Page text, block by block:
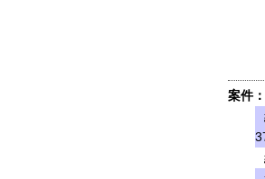
案件：